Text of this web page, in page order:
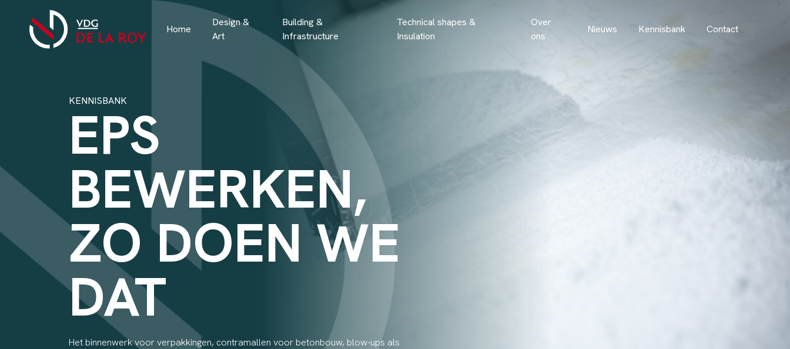
Home
Design &
Art
Building &
Infrastructure
Technical shapes &
Insulation
Over
ons
Nieuws Kennisbank Contact
KENNISBANK
EPS
BEWERKEN,
ZO DOEN WE
DAT
Het binnenwerk voor verpakkingen, contramallen voor betonbouw, blow-ups als